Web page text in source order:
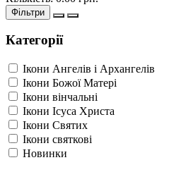
Фільтри
Категорії
Ікони Ангелів і Архангелів
Ікони Божої Матері
Ікони вінчальні
Ікони Ісуса Христа
Ікони Святих
Ікони святкові
Новинки